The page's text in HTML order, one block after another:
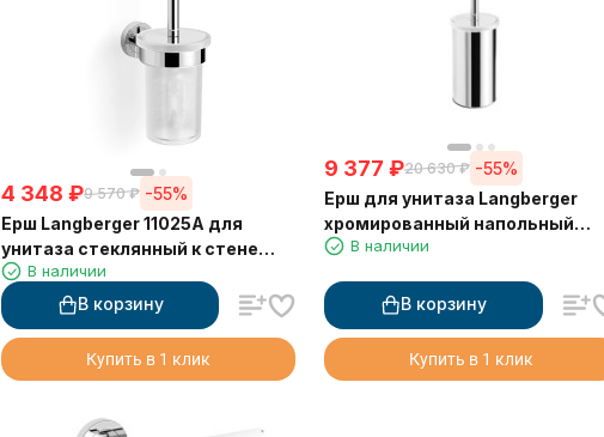
4 348 ₽9 570 ₽ -55%
Ерш Langberger 11025A для
унитаза стеклянный к стене
круглый
В наличии
В корзину
Купить в 1 клик
9 377 ₽20 630 ₽ -55%
Ерш для унитаза Langberger
хромированный напольный
23027B
В наличии
В корзину
Купить в 1 клик